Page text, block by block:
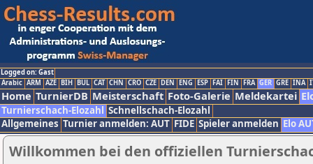
Logged on: Gast
Arabic ARM AZE BIH BUL CAT CHN CRO CZE DEN ENG ESP FAI FIN FRA GER GRE INA
Home TurnierDB Meisterschaft Foto-Galerie Meldekartei
Turnierschach-Elozahl Schnellschach-Elozahl
Allgemeines Turnier anmelden: AUT FIDE Spieler anmelden Elo
Willkommen bei den offiziellen